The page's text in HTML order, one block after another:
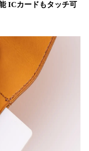
ICカードもタッチ可